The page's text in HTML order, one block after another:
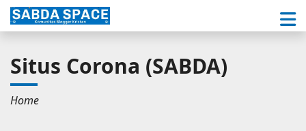
Situs Corona (SABDA)
Home